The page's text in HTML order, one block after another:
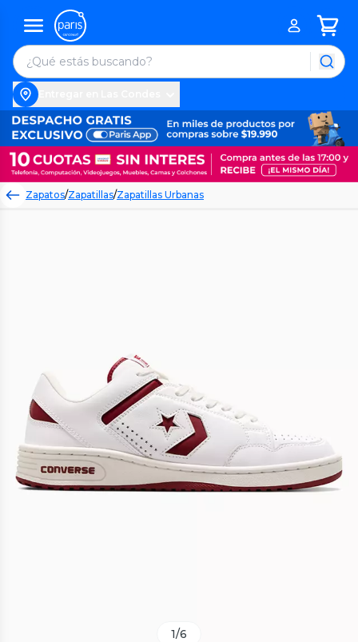
Zapatos/Zapatillas/Zapatillas Urbanas
1/6